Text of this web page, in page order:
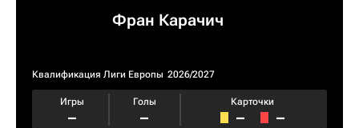
Фран Карачич
Квалификация Лиги Европы 2026/2027
Игры
–
Голы
–
Карточки
– –